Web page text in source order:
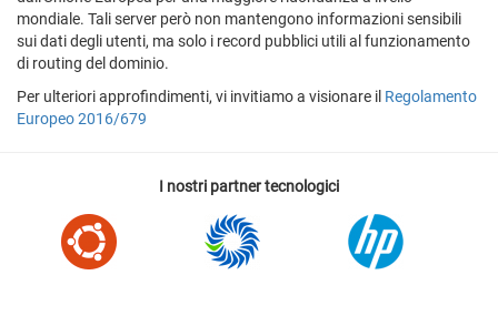
mondiale. Tali server però non mantengono informazioni sensibili
sui dati degli utenti, ma solo i record pubblici utili al funzionamento
di routing del dominio.
Per ulteriori approfindimenti, vi invitiamo a visionare il Regolamento
Europeo 2016/679
I nostri partner tecnologici